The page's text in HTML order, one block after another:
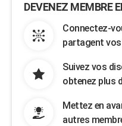
DEVENEZ MEMBRE
Connectez-
partagent
Suivez vos
obtenez plus
Mettez en
autres